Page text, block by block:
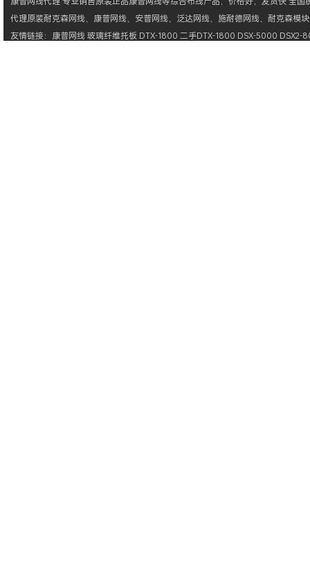
代理原装耐克森网线、 康普网线、 安普网线、 泛达网线、 施耐德网线、 耐克森模块
友情链接： 康普网线玻璃纤维托板 DTX-1800 二手DTX-1800 DSX-5000 DSX2-